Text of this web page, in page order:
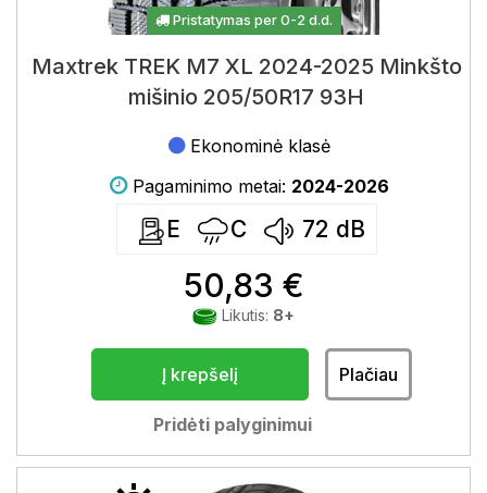
Pristatymas per 0-2 d.d.
Maxtrek TREK M7 XL 2024-2025 Minkšto
mišinio 205/50R17 93H
Ekonominė klasė
Pagaminimo metai: 2024-2026
E C 72 dB
50,83 €
Likutis: 8+
Į krepšelį Plačiau
Pridėti palyginimui